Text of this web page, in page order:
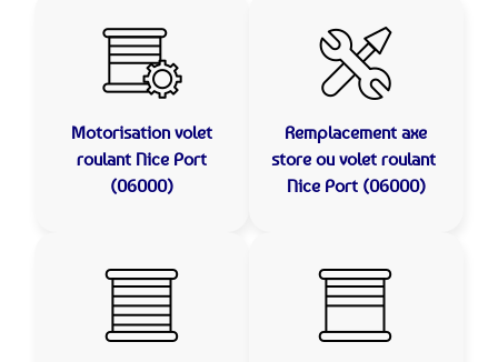
Motorisation volet
roulant Nice Port
(06000)
Remplacement axe
store ou volet roulant
Nice Port (06000)